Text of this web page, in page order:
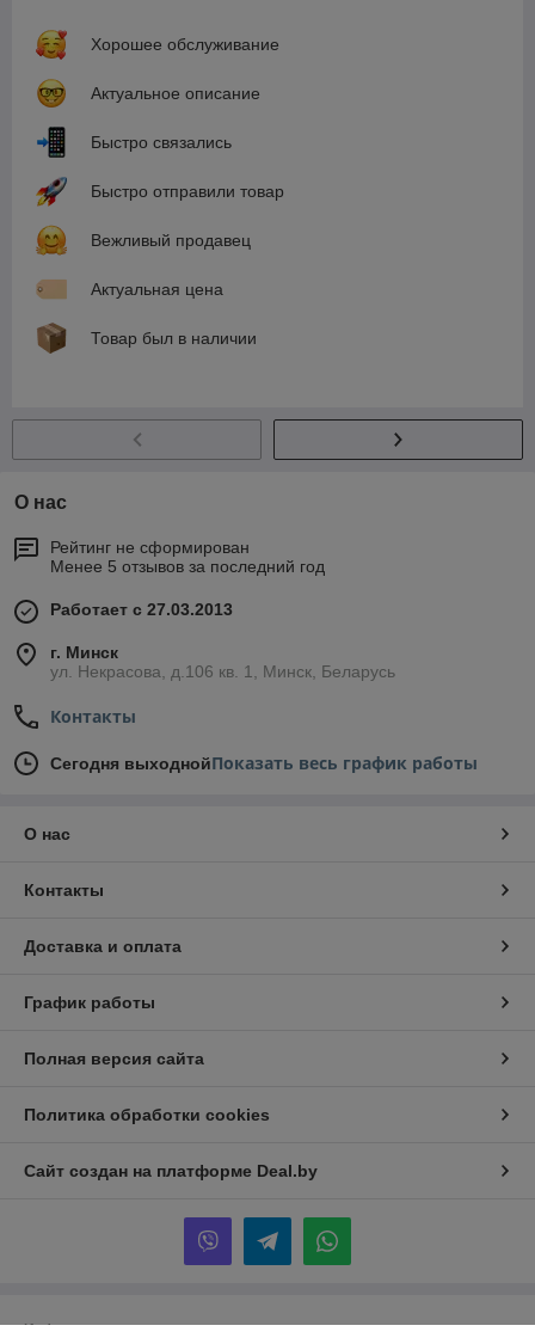
Хорошее обслуживание
Актуальное описание
Быстро связались
Быстро отправили товар
Вежливый продавец
Актуальная цена
Товар был в наличии
О нас
Рейтинг не сформирован
Менее 5 отзывов за последний год
Работает с 27.03.2013
г. Минск
ул. Некрасова, д.106 кв. 1, Минск, Беларусь
Контакты
Сегодня выходнойПоказать весь график работы
О нас
Контакты
Доставка и оплата
График работы
Полная версия сайта
Политика обработки cookies
Сайт создан на платформе Deal.by
Информация для покупателя